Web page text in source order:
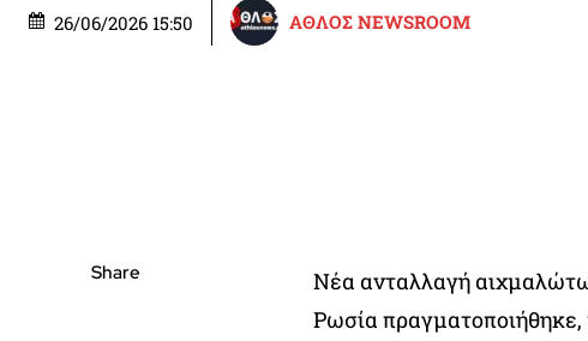
26/06/2026 15:50 ΑΘΛΟΣ NEWSROOM
Share
Νέα ανταλλαγή
Ρωσία